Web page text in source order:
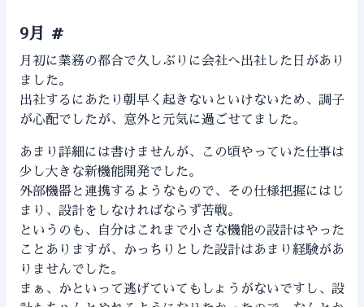
9月 #
月初に業務の都合で久しぶりに会社へ出社した日があり
ました。
出社するにあたり朝早く起きないといけないため、調子
が心配でしたが、意外と元気に過ごせてました。
あまり詳細には書けませんが、この頃やっていた仕事は
少し大きな新機能開発でした。
外部機器と連携するようなもので、その仕様把握にはじ
まり、設計をしなければならず苦戦。
というのも、自分はこれまで小さな機能の設計はやった
ことありますが、かっちりとした設計はあまり経験があ
りませんでした。
まぁ、かといって逃げていてもしょうがないですし、設